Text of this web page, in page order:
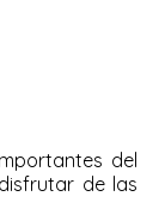
del
de las